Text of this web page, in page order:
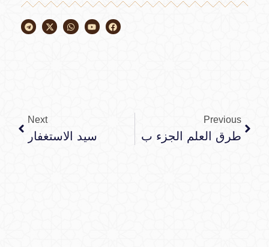
Previous
طرق العلم الجزء ب
Next
سيد الاستغفار